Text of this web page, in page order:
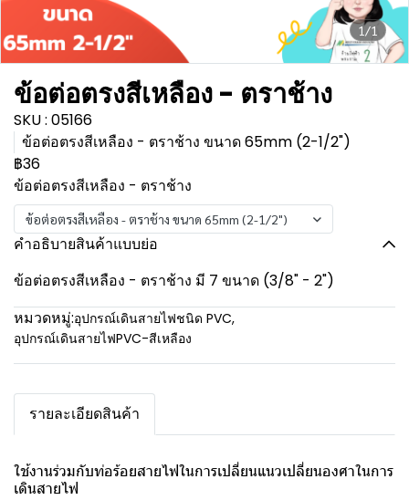
1/1
ข้อต่อตรงสีเหลือง - ตราช้าง
SKU : 05166
ข้อต่อตรงสีเหลือง - ตราช้าง ขนาด 65mm (2-1/2")
฿36
ข้อต่อตรงสีเหลือง - ตราช้าง
ข้อต่อตรงสีเหลือง - ตราช้าง ขนาด 65mm (2-1/2")
คำอธิบายสินค้าแบบย่อ
ข้อต่อตรงสีเหลือง - ตราช้าง มี 7 ขนาด (3/8" - 2")
หมวดหมู่:อุปกรณ์เดินสายไฟชนิด PVC,
อุปกรณ์เดินสายไฟPVC-สีเหลือง
รายละเอียดสินค้า
ใช้งานร่วมกับท่อร้อยสายไฟในการเปลี่ยนแนวเปลี่ยนองศาในการ
เดินสายไฟ